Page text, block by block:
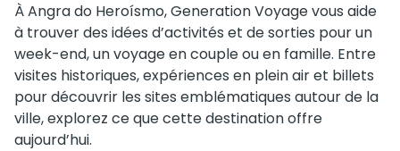
À Angra do Heroísmo, Generation Voyage vous aide
à trouver des idées d’activités et de sorties pour un
week-end, un voyage en couple ou en famille. Entre
visites historiques, expériences en plein air et billets
pour découvrir les sites emblématiques autour de la
ville, explorez ce que cette destination offre
aujourd’hui.